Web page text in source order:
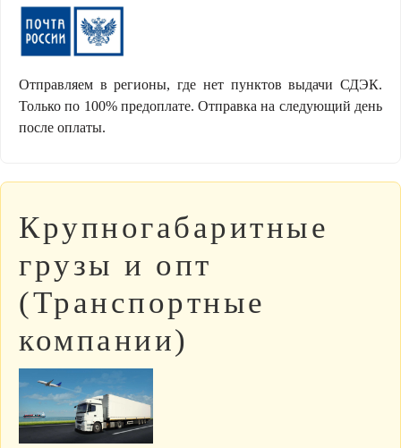
Отправляем в регионы, где нет пунктов выдачи СДЭК.
Только по 100% предоплате. Отправка на следующий день
после оплаты.
Крупногабаритные
грузы и опт
(Транспортные
компании)